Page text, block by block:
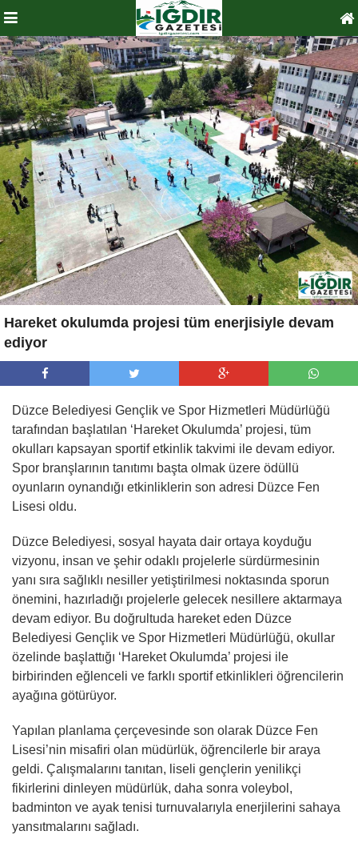
Hareket okulumda projesi tüm enerjisiyle devam
ediyor
Düzce Belediyesi Gençlik ve Spor Hizmetleri Müdürlüğü
tarafından başlatılan ‘Hareket Okulumda’ projesi, tüm
okulları kapsayan sportif etkinlik takvimi ile devam ediyor.
Spor branşlarının tanıtımı başta olmak üzere ödüllü
oyunların oynandığı etkinliklerin son adresi Düzce Fen
Lisesi oldu.
Düzce Belediyesi, sosyal hayata dair ortaya koyduğu
vizyonu, insan ve şehir odaklı projelerle sürdürmesinin
yanı sıra sağlıklı nesiller yetiştirilmesi noktasında sporun
önemini, hazırladığı projelerle gelecek nesillere aktarmaya
devam ediyor. Bu doğrultuda hareket eden Düzce
Belediyesi Gençlik ve Spor Hizmetleri Müdürlüğü, okullar
özelinde başlattığı ‘Hareket Okulumda’ projesi ile
birbirinden eğlenceli ve farklı sportif etkinlikleri öğrencilerin
ayağına götürüyor.
Yapılan planlama çerçevesinde son olarak Düzce Fen
Lisesi’nin misafiri olan müdürlük, öğrencilerle bir araya
geldi. Çalışmalarını tanıtan, liseli gençlerin yenilikçi
fikirlerini dinleyen müdürlük, daha sonra voleybol,
badminton ve ayak tenisi turnuvalarıyla enerjilerini sahaya
yansıtmalarını sağladı.